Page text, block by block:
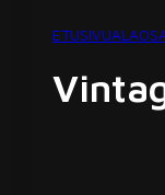
ETUSIVU